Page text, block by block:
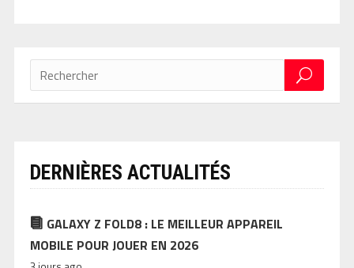
DERNIÈRES ACTUALITÉS
GALAXY Z FOLD8 : LE MEILLEUR APPAREIL
MOBILE POUR JOUER EN 2026